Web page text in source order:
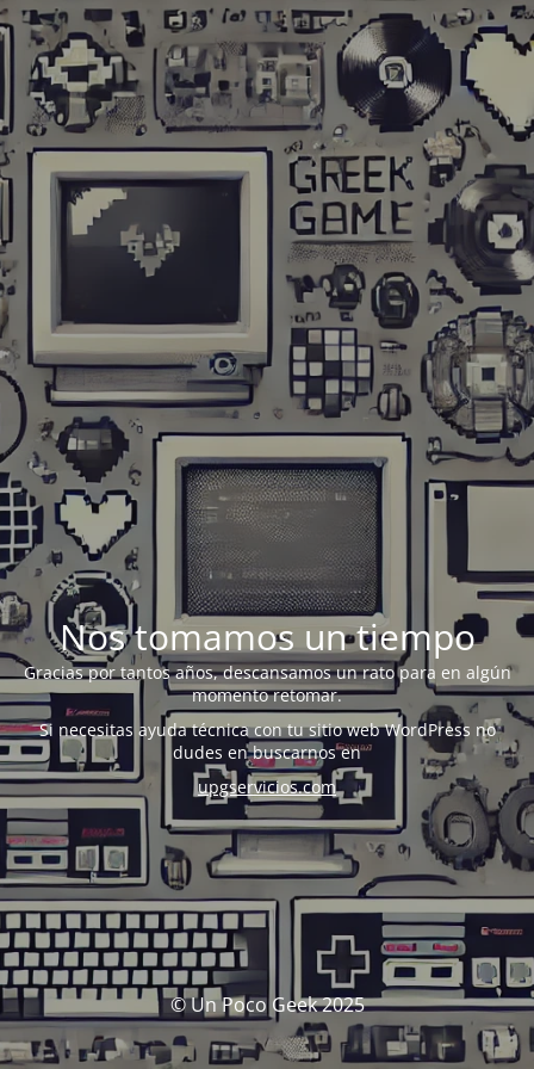
Nos tomamos un tiempo
Gracias por tantos años, descansamos un rato para en algún
momento retomar.
Si necesitas ayuda técnica con tu sitio web WordPress no
dudes en buscarnos en
upgservicios.com
© Un Poco Geek 2025